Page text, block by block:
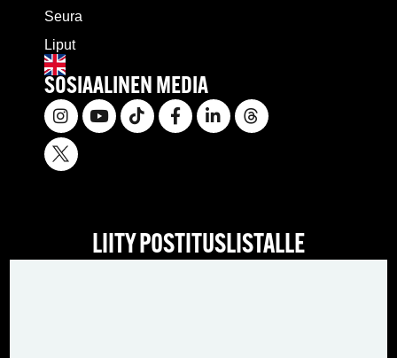
Seura
Liput
SOSIAALINEN MEDIA
LIITY POSTITUSLISTALLE